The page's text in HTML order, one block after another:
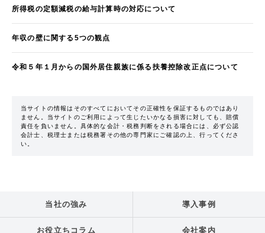
所得税の定額減税の給与計算時の対応について
年収の壁に関する5つの観点
令和５年１月からの国外居住親族に係る扶養控除改正点について
当サイトの情報はそのすべてにおいてその正確性を保証するものではあり
ません。当サイトのご利用によって生じたいかなる損害に対しても、賠償
責任を負いません。具体的な会計・税務判断をされる場合には、必ず公認
会計士、税理士または税務署その他の専門家にご確認の上、行ってくださ
い。
当社の強み 導入事例
お役立ちコラム 会社案内